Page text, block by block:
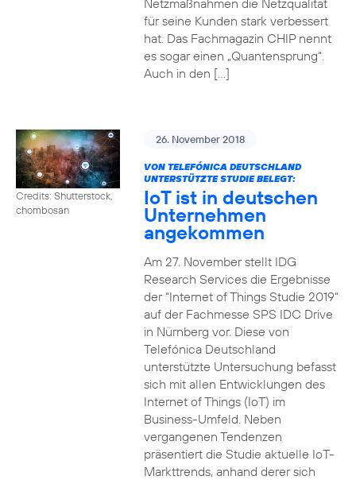
Netzmaßnahmen die Netzqualität
für seine Kunden stark verbessert
hat. Das Fachmagazin CHIP nennt
es sogar einen „Quantensprung“.
Auch in den […]
Credits: Shutterstock,
chombosan
26. November 2018
VON TELEFÓNICA DEUTSCHLAND
UNTERSTÜTZTE STUDIE BELEGT:
IoT ist in deutschen
Unternehmen
angekommen
Am 27. November stellt IDG
Research Services die Ergebnisse
der “Internet of Things Studie 2019“
auf der Fachmesse SPS IDC Drive
in Nürnberg vor. Diese von
Telefónica Deutschland
unterstützte Untersuchung befasst
sich mit allen Entwicklungen des
Internet of Things (IoT) im
Business-Umfeld. Neben
vergangenen Tendenzen
präsentiert die Studie aktuelle IoT-
Markttrends, anhand derer sich